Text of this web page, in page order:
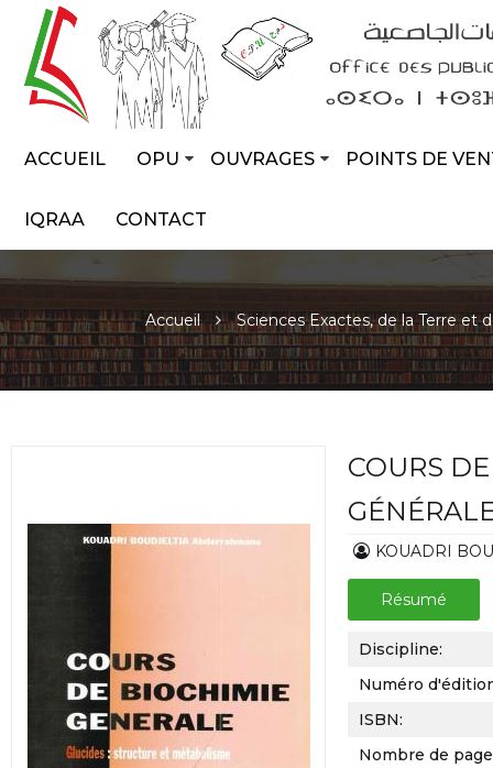
ACCUEIL OPU OUVRAGES POINTS DE
IQRAA CONTACT
Accueil Sciences Exactes, de la Terre et
COURS
KOUADRI
Résumé
Discipline:
Numéro
ISBN:
Nombre de